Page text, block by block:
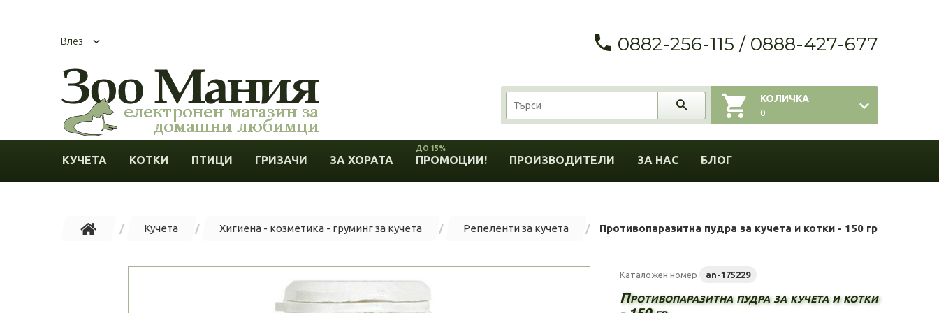
Влез 0882-256-115 / 0888-427-677
КОЛИЧКА
0
КУЧЕТА КОТКИ ПТИЦИ ГРИЗАЧИ ЗА ХОРАТА ПРОМОЦИИ!
ДО 15%
ПРОИЗВОДИТЕЛИ ЗА НАС БЛОГ
Кучета Хигиена - козметика - груминг за кучета Репеленти за кучета Противопаразитна пудра за кучета и котки - 150 гр
Каталожен номер an-175229
Противопаразитна пудра за кучета и котки